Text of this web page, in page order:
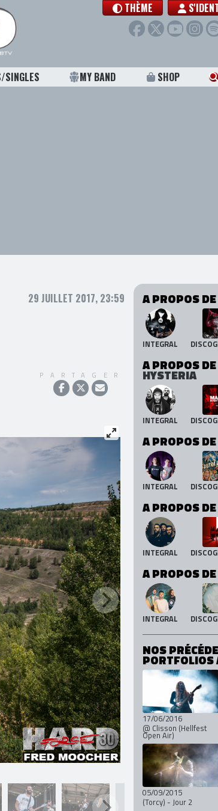
THÈME
SINGLES MY BAND SHOP
29 JUILLET 2017, 23:59
PARTAGER
A PROPOS DE
INTEGRAL
A PROPOS DE
HYSTERIA
INTEGRAL
A PROPOS DE
INTEGRAL
A PROPOS DE
INTEGRAL
A PROPOS DE
INTEGRAL
NOS
PORTFOLIOS
17/06/2016
@ Clisson (Hellfest
Open Air)
05/09/2015
(Torcy) - Jour 2